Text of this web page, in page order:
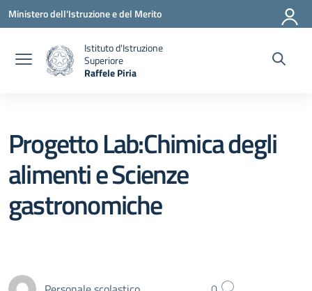
Vai ai contenuti
Vai al menu di navigazione
Vai al footer
Ministero dell'Istruzione e del Merito
Istituto d'Istruzione
Superiore
Raffele Piria
Progetto Lab:Chimica degli
alimenti e Scienze
gastronomiche